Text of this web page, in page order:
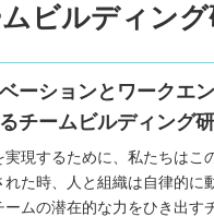
ビルディン
ーションとワークエ
チームビルディング
実現するために、私たちは
れた時、人と組織は自律的に
ームの潜在的な力をひき出す